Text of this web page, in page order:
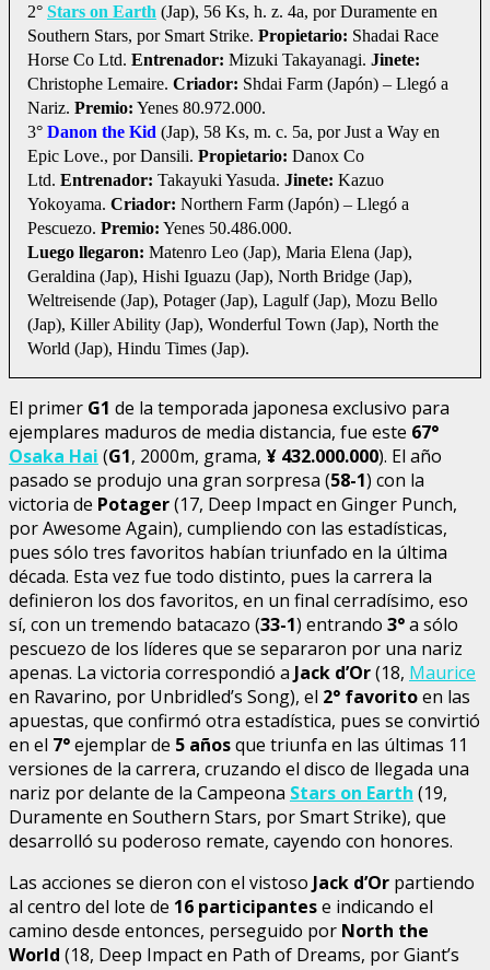
2° Stars on Earth (Jap), 56 Ks, h. z. 4a, por Duramente en
Southern Stars, por Smart Strike. Propietario: Shadai Race
Horse Co Ltd. Entrenador: Mizuki Takayanagi. Jinete:
Christophe Lemaire. Criador: Shdai Farm (Japón) – Llegó a
Nariz. Premio: Yenes 80.972.000.
3° Danon the Kid (Jap), 58 Ks, m. c. 5a, por Just a Way en
Epic Love., por Dansili. Propietario: Danox Co
Ltd. Entrenador: Takayuki Yasuda. Jinete: Kazuo
Yokoyama. Criador: Northern Farm (Japón) – Llegó a
Pescuezo. Premio: Yenes 50.486.000.
Luego llegaron: Matenro Leo (Jap), Maria Elena (Jap),
Geraldina (Jap), Hishi Iguazu (Jap), North Bridge (Jap),
Weltreisende (Jap), Potager (Jap), Lagulf (Jap), Mozu Bello
(Jap), Killer Ability (Jap), Wonderful Town (Jap), North the
World (Jap), Hindu Times (Jap).
El primer G1 de la temporada japonesa exclusivo para
ejemplares maduros de media distancia, fue este 67°
Osaka Hai (G1, 2000m, grama, ¥ 432.000.000). El año
pasado se produjo una gran sorpresa (58-1) con la
victoria de Potager(17, Deep Impact en Ginger Punch,
por Awesome Again), cumpliendo con las estadísticas,
pues sólo tres favoritos habían triunfado en la última
década. Esta vez fue todo distinto, pues la carrera la
definieron los dos favoritos, en un final cerradísimo, eso
sí, con un tremendo batacazo (33-1) entrando 3°a sólo
pescuezo de los líderes que se separaron por una nariz
apenas. La victoria correspondió a Jack d’Or(18, Maurice
en Ravarino, por Unbridled’s Song), el 2° favoritoen las
apuestas, que confirmó otra estadística, pues se convirtió
en el 7°ejemplar de 5 añosque triunfa en las últimas 11
versiones de la carrera, cruzando el disco de llegada una
nariz por delante de la Campeona Stars on Earth (19,
Duramente en Southern Stars, por Smart Strike), que
desarrolló su poderoso remate, cayendo con honores.
Las acciones se dieron con el vistoso Jack d’Or partiendo
al centro del lote de 16 participantese indicando el
camino desde entonces, perseguido por North the
World (18, Deep Impact en Path of Dreams, por Giant’s